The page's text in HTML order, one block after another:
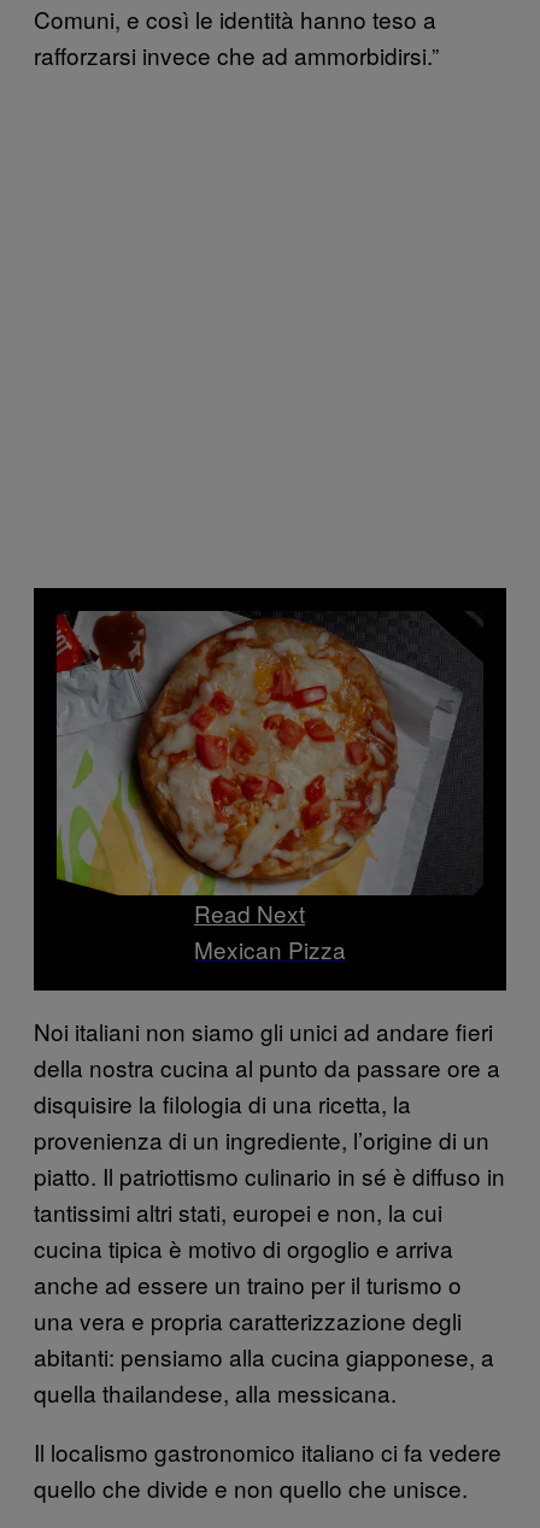
Comuni, e così le identità hanno teso a
rafforzarsi invece che ad ammorbidirsi.”
Read Next
Mexican Pizza
Noi italiani non siamo gli unici ad andare fieri
della nostra cucina al punto da passare ore a
disquisire la filologia di una ricetta, la
provenienza di un ingrediente, l’origine di un
piatto. Il patriottismo culinario in sé è diffuso in
tantissimi altri stati, europei e non, la cui
cucina tipica è motivo di orgoglio e arriva
anche ad essere un traino per il turismo o
una vera e propria caratterizzazione degli
abitanti: pensiamo alla cucina giapponese, a
quella thailandese, alla messicana.
Il localismo gastronomico italiano ci fa vedere
quello che divide e non quello che unisce.